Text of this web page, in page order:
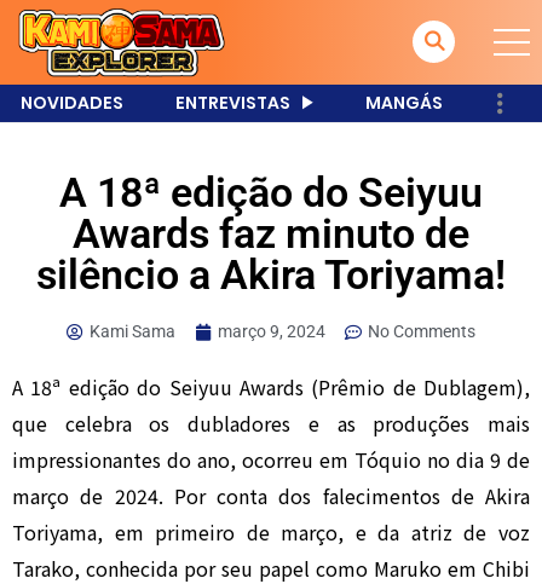
NOVIDADES ENTREVISTAS MANGÁS
A 18ª edição do Seiyuu
Awards faz minuto de
silêncio a Akira Toriyama!
Kami Sama março 9, 2024 No Comments
A 18ª edição do Seiyuu Awards (Prêmio de Dublagem),
que celebra os dubladores e as produções mais
impressionantes do ano, ocorreu em Tóquio no dia 9 de
março de 2024. Por conta dos falecimentos de Akira
Toriyama, em primeiro de março, e da atriz de voz
Tarako, conhecida por seu papel como Maruko em Chibi